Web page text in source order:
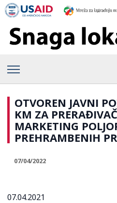
OTVOREN JAVNI
KM ZA
MARKETING
PREHRAMBENIH
07/04/2022
07.04.2021